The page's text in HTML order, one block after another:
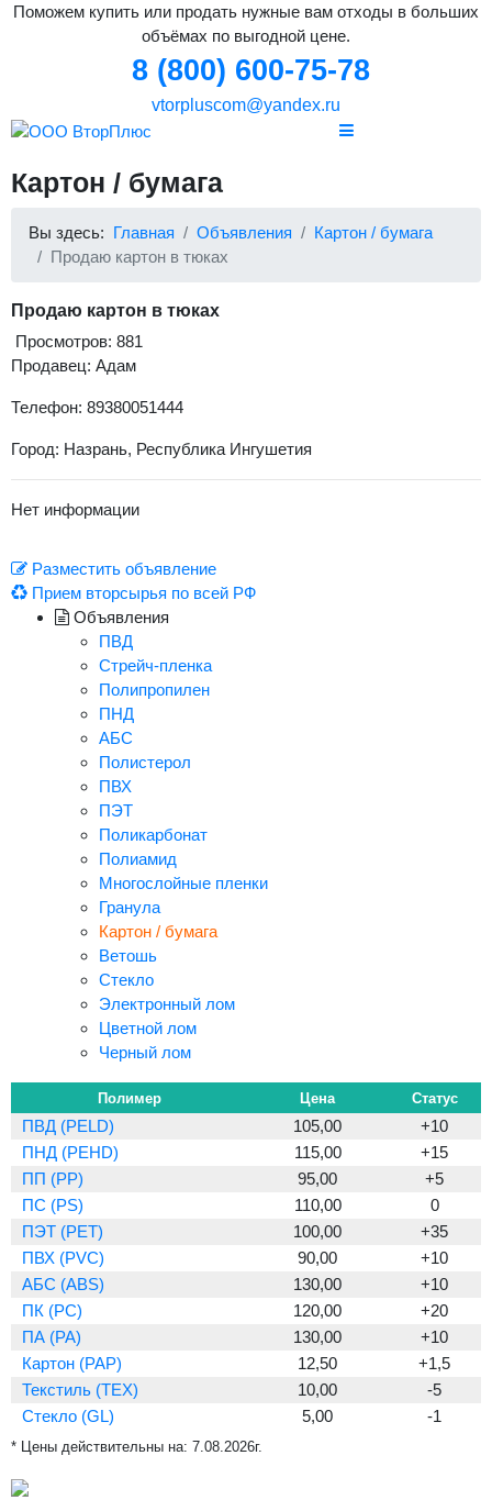
Поможем купить или продать нужные вам отходы в больших
объёмах по выгодной цене.
8 (800) 600-75-78
vtorpluscom@yandex.ru
Картон / бумага
Вы здесь: Главная Объявления
Картон / бумага
Продаю картон в тюках
Продаю картон в тюках
Просмотров: 881
Продавец: Адам
Телефон: 89380051444
Город: Назрань, Республика Ингушетия
Нет информации
Разместить объявление
Прием вторсырья по всей РФ
Объявления
ПВД
Стрейч-пленка
Полипропилен
ПНД
АБС
Полистерол
ПВХ
ПЭТ
Поликарбонат
Полиамид
Многослойные пленки
Гранула
Картон / бумага
Ветошь
Стекло
Электронный лом
Цветной лом
Черный лом
Полимер Цена Статус
ПВД (PELD) 105,00
+10
ПНД (PEHD)
115,00
+15
ПП (PP)
95,00
+5
ПС (PS)
110,00
0
ПЭТ (PET)
100,00
+35
ПВХ (PVC)
90,00
+10
АБС (ABS)
130,00
+10
ПК (PC)
120,00
+20
ПА (PA)
130,00
+10
Картон (PAP)
12,50
+1,5
Текстиль (TEX)
10,00
-5
Стекло (GL)
5,00 -1
* Цены действительны на: 7.08.2026г.